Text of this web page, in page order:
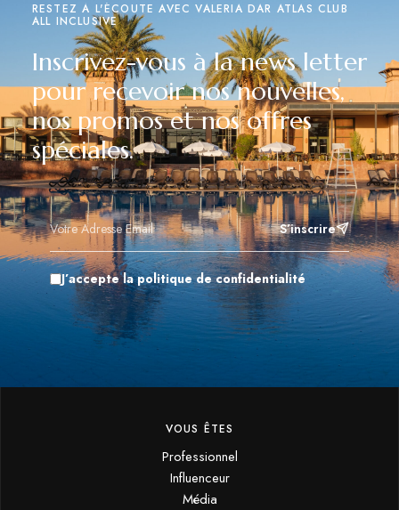
RESTEZ À L'ÉCOUTE AVEC VALERIA DAR ATLAS CLUB
ALL INCLUSIVE
Inscrivez-vous à la news letter
pour recevoir nos nouvelles,
nos promos et nos offres
spéciales.
S’inscrire
J’accepte la politique de confidentialité
VOUS ÊTES
Professionnel
Influenceur
Média